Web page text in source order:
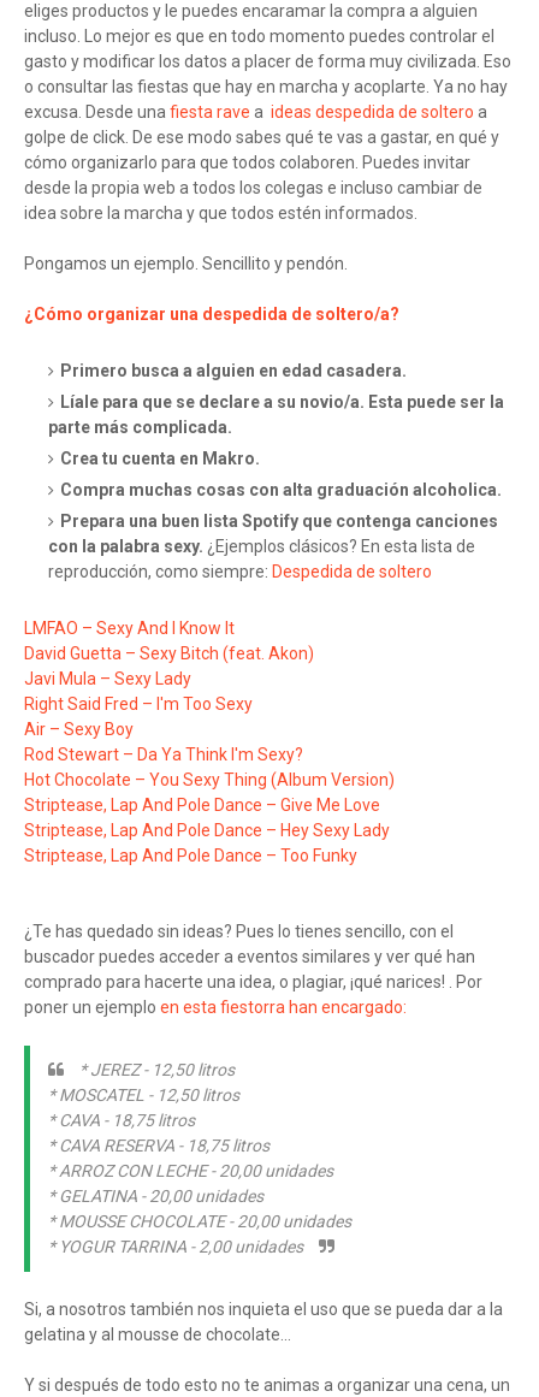
eliges productos y le puedes encaramar la compra a alguien
incluso. Lo mejor es que en todo momento puedes controlar el
gasto y modificar los datos a placer de forma muy civilizada. Eso
o consultar las fiestas que hay en marcha y acoplarte. Ya no hay
excusa. Desde unafiesta rave a ideas despedida de soltero a
golpe de click. De ese modo sabes qué te vas a gastar, en qué y
cómo organizarlo para que todos colaboren. Puedes invitar
desde la propia web a todos los colegas e incluso cambiar de
idea sobre la marcha y que todos estén informados.
Pongamos un ejemplo. Sencillito y pendón.
¿Cómo organizar una despedida de soltero/a?
Primero busca a alguien en edad casadera.
Líale para que se declare a su novio/a. Esta puede ser la
parte más complicada.
Crea tu cuenta en Makro.
Compra muchas cosas con alta graduación alcoholica.
Prepara una buen lista Spotify que contenga canciones
con la palabra sexy. ¿Ejemplos clásicos? En esta lista de
reproducción, como siempre: Despedida de soltero
LMFAO – Sexy And I Know It
David Guetta – Sexy Bitch (feat. Akon)
Javi Mula – Sexy Lady
Right Said Fred – I'm Too Sexy
Air – Sexy Boy
Rod Stewart – Da Ya Think I'm Sexy?
Hot Chocolate – You Sexy Thing (Album Version)
Striptease, Lap And Pole Dance – Give Me Love
Striptease, Lap And Pole Dance – Hey Sexy Lady
Striptease, Lap And Pole Dance – Too Funky
¿Te has quedado sin ideas? Pues lo tienes sencillo, con el
buscador puedes acceder a eventos similares y ver qué han
comprado para hacerte una idea, o plagiar, ¡qué narices! . Por
poner un ejemplo en esta fiestorra han encargado:
* JEREZ - 12,50 litros
* MOSCATEL - 12,50 litros
* CAVA - 18,75 litros
* CAVA RESERVA - 18,75 litros
* ARROZ CON LECHE - 20,00 unidades
* GELATINA - 20,00 unidades
* MOUSSE CHOCOLATE - 20,00 unidades
* YOGUR TARRINA - 2,00 unidades
Si, a nosotros también nos inquieta el uso que se pueda dar a la
gelatina y al mousse de chocolate...
Y si después de todo esto no te animas a organizar una cena, un